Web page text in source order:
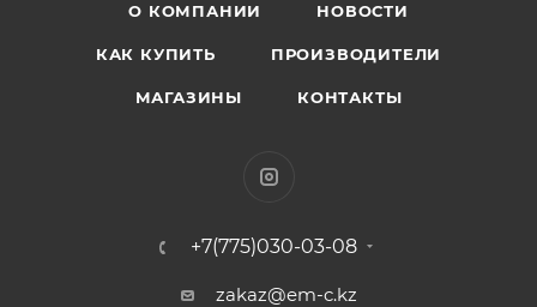
О КОМПАНИИ НОВОСТИ
КАК КУПИТЬ ПРОИЗВОДИТЕЛИ
МАГАЗИНЫ КОНТАКТЫ
+7(775)030-03-08
zakaz@em-c.kz